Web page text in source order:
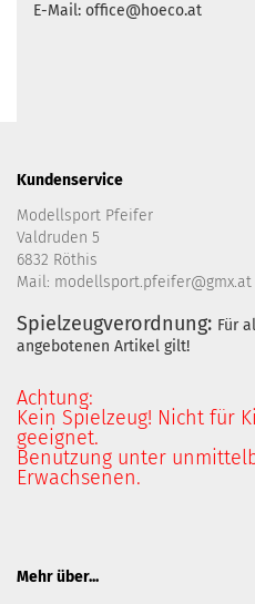
E-Mail: office@hoeco.at
Kundenservice
Modellsport Pfeifer
Valdruden 5
6832 Röthis
Mail: modellsport.pfeifer@gmx.at
Spielzeugverordnung: Für
angebotenen Artikel gilt!
Achtung:
Kein Spielzeug! Nicht für
geeignet.
Benutzung unter
Erwachsenen.
Mehr über...